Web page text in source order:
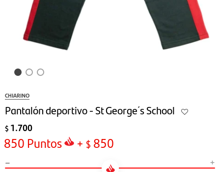
CHIARINO
Pantalón deportivo - St George´s School
$ 1.700
850 Puntos + $ 850
- +